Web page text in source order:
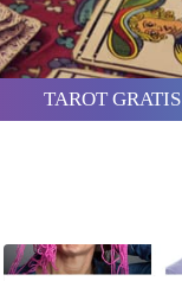
TAROT GRATIS